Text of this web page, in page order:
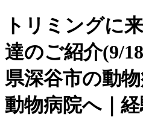
トリミングに
達のご紹介(9/
県深谷市の動
動物病院へ｜